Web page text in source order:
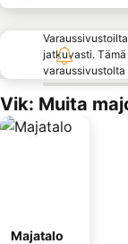
jatkuvasti.
varaussivustolta
Vik: Muita
Majatalo